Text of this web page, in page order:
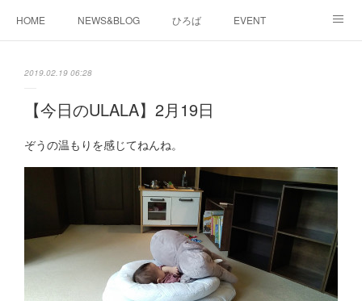
HOME NEWS&BLOG ひろば EVENT
2019.02.19 06:28
【今日のULALA】2月19日
ぞうの温もりを感じてねんね。